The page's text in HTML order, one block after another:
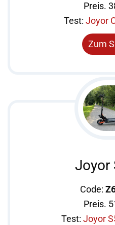
Preis.
Test: Joyor
Zum
Joyor
Code:
Preis.
Test: Joyor